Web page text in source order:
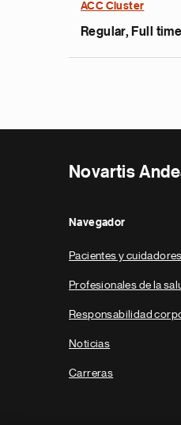
ACC Cluster
Regular, Full time
Novartis
Navegador
Pacientes y cuidadores
Profesionales de la
Responsabilidad
Noticias
Carreras